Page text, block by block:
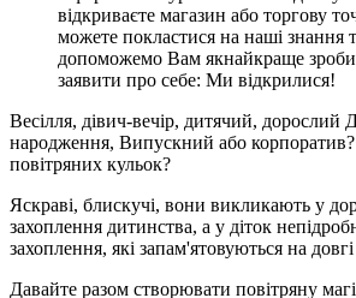
відкриваєте магазин або торгову
можете покластися на наші знання
допоможемо Вам якнайкраще
заявити про себе: Ми відкрилися!
Весілля, дівич-вечір, дитячий, дорослий
народження, Випускний або корпоратив?
повітряних кульок?
Яскраві, блискучі, вони викликають у
захоплення дитинства, а у діток
захоплення, які запам'ятовуються на
Давайте разом створювати повітряну